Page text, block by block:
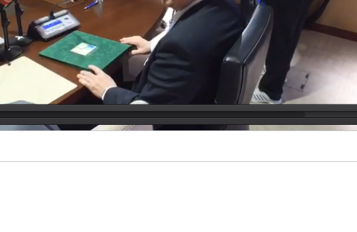
Video